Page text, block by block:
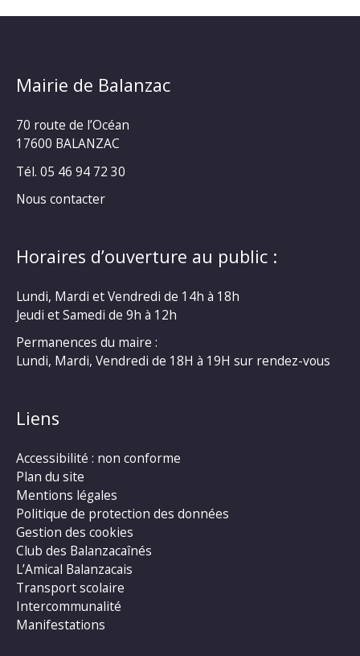
Mairie de Balanzac
70 route de l’Océan
17600 BALANZAC
Tél. 05 46 94 72 30
Nous contacter
Horaires d’ouverture au public :
Lundi, Mardi et Vendredi de 14h à 18h
Jeudi et Samedi de 9h à 12h
Permanences du maire :
Lundi, Mardi, Vendredi de 18H à 19H sur rendez-vous
Liens
Accessibilité : non conforme
Plan du site
Mentions légales
Politique de protection des données
Gestion des cookies
Club des Balanzacaînés
L’Amical Balanzacais
Transport scolaire
Intercommunalité
Manifestations